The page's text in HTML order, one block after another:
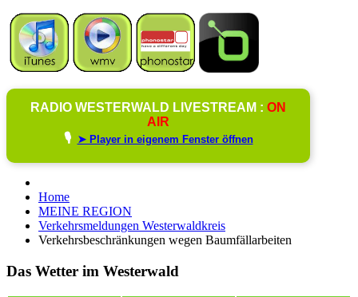
RADIO WESTERWALD LIVESTREAM : ON
AIR
🎙️ ➤ Player in eigenem Fenster öffnen
Home
MEINE REGION
Verkehrsmeldungen Westerwaldkreis
Verkehrsbeschränkungen wegen Baumfällarbeiten
Das Wetter im Westerwald